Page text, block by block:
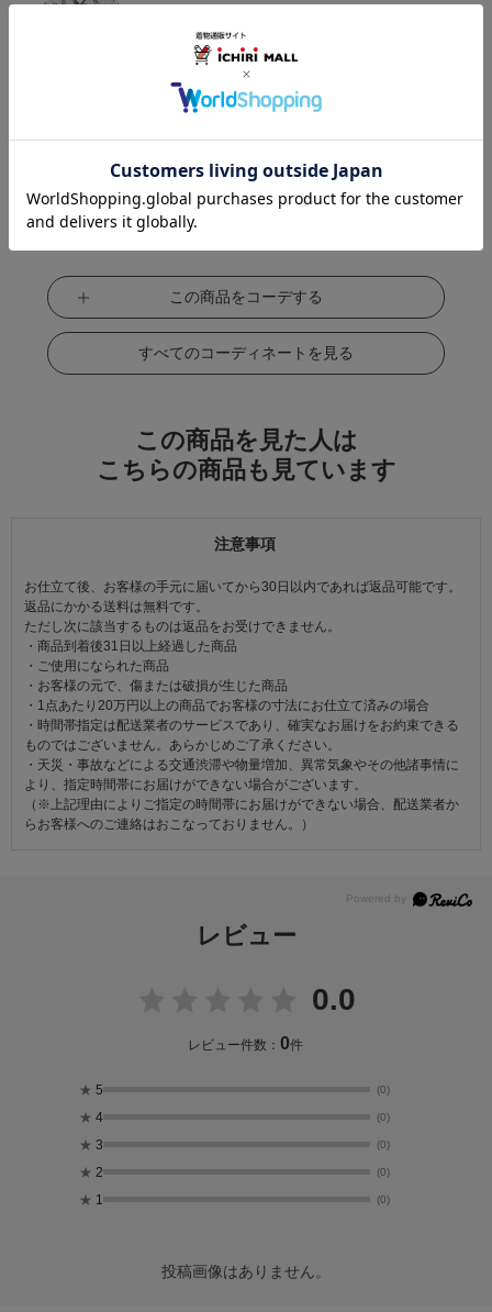
この商品をコーデする
すべてのコーディネートを見る
この商品を見た人は
こちらの商品も見ています
注意事項
お仕立て後、お客様の手元に届いてから30日以内であれば返品可能です。
返品にかかる送料は無料です。
ただし次に該当するものは返品をお受けできません。
・商品到着後31日以上経過した商品
・ご使用になられた商品
・お客様の元で、傷または破損が生じた商品
・1点あたり20万円以上の商品でお客様の寸法にお仕立て済みの場合
・時間帯指定は配送業者のサービスであり、確実なお届けをお約束できる
ものではございません。あらかじめご了承ください。
・天災・事故などによる交通渋滞や物量増加、異常気象やその他諸事情に
より、指定時間帯にお届けができない場合がございます。
（※上記理由によりご指定の時間帯にお届けができない場合、配送業者か
らお客様へのご連絡はおこなっておりません。）
レビュー
0.0
レビュー件数：0件
★ 5 (0)
★ 4 (0)
★ 3 (0)
★ 2 (0)
★ 1 (0)
投稿画像はありません。